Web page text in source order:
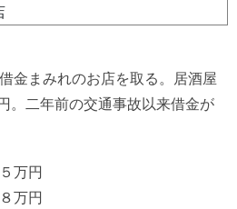
金まみれのお店を取る。居酒屋
。二年前の交通事故以来借金が
円
円